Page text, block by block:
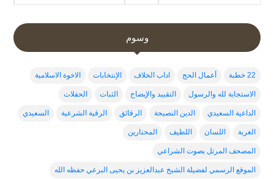
وسوم
22 خطبة أعمال الحج اداب الخلاف الإنتخابات الاخوة الاسلامية
الاستجابة لله والرسول التقييد والإيضاح الثبات الحفلات
الداعية السعيدي الدين النصيحة الرقائق الرقية الشرعية السعيدي
الغربة اللسان اللطيف المحتارين
المصحف المرتل بصوت الشراعي
الموقع الرسمي لفضيلة الشيخ عبدالعزيز بن يحيى البرعي حفظه الله